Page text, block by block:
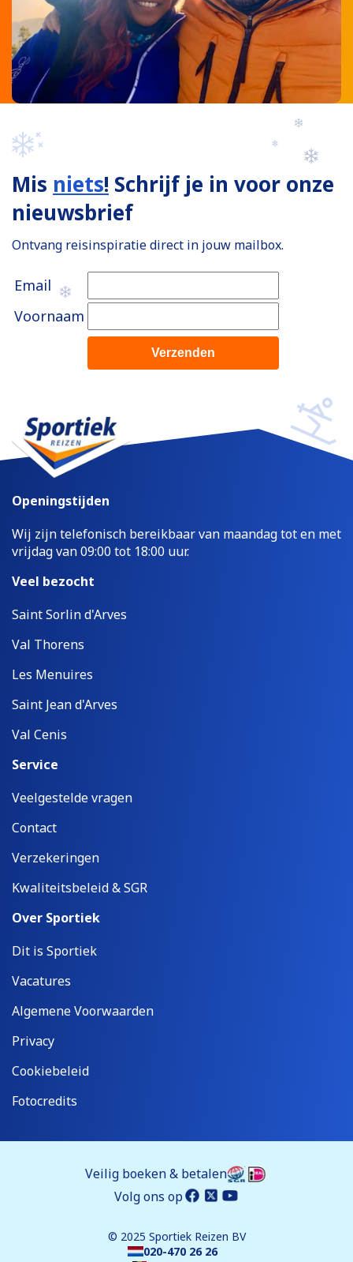
Mis niets! Schrijf je in voor onze
nieuwsbrief
Ontvang reisinspiratie direct in jouw mailbox.
Email
Voornaam
Openingstijden
Wij zijn telefonisch bereikbaar van maandag tot en met
vrijdag van 09:00 tot 18:00 uur.
Veel bezocht
Saint Sorlin d'Arves
Val Thorens
Les Menuires
Saint Jean d'Arves
Val Cenis
Service
Veelgestelde vragen
Contact
Verzekeringen
Kwaliteitsbeleid & SGR
Over Sportiek
Dit is Sportiek
Vacatures
Algemene Voorwaarden
Privacy
Cookiebeleid
Fotocredits
Veilig boeken & betalen
Volg ons op
© 2025 Sportiek Reizen BV
020-470 26 26